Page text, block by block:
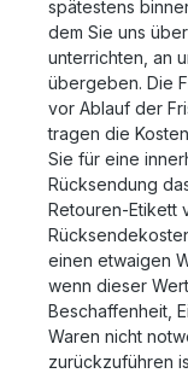
spätestens
dem Sie uns
unterrichten, an
übergeben. Die
vor Ablauf der
tragen die
Sie für eine
Rücksendung
Retouren-Etikett
einen etwaigen
wenn dieser
Beschaffenheit,
Waren nicht
zurückzuführen